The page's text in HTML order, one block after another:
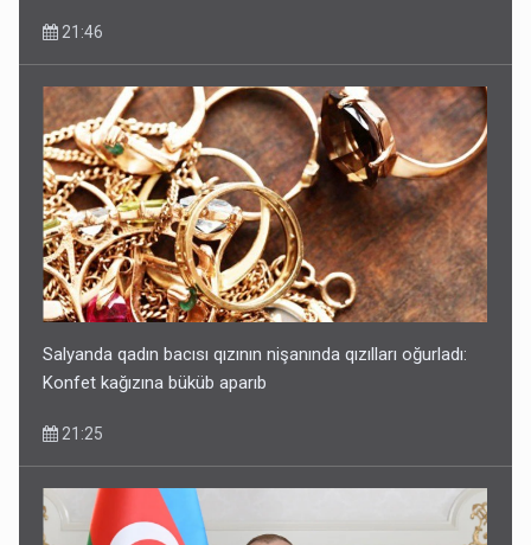
21:46
Salyanda qadın bacısı qızının nişanında qızılları oğurladı:
Konfet kağızına büküb aparıb
21:25